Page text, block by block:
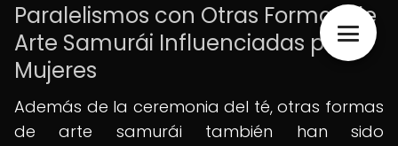
Paralelismos con Otras Formas de
Arte Samurái Influenciadas por
Mujeres
Además de la ceremonia del té, otras formas
de arte samurái también han sido